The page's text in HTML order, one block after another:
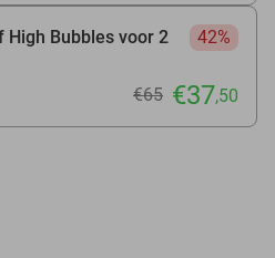
High Bubbles voor 2
42%
€65 €37,50